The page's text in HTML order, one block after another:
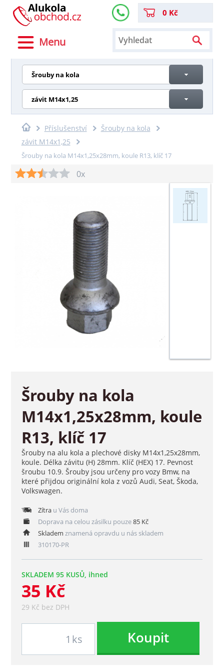
Menu
0 Kč
Šrouby na kola
závit M14x1,25
Příslušenství
Šrouby na kola
závit M14x1,25
Šrouby na kola M14x1,25x28mm, koule R13, klíč 17
0x
Šrouby na kola
M14x1,25x28mm, koule
R13, klíč 17
Šrouby na alu kola a plechové disky M14x1,25x28mm,
koule. Délka závitu (H) 28mm. Klíč (HEX) 17. Pevnost
šroubu 10.9. Šrouby jsou určeny pro vozy Bmw, na
které přijdou originální kola z vozů Audi, Seat, Škoda,
Volkswagen.
Zítrau Vás doma
Doprava na celou zásilku pouze85 Kč
Skladem znamená opravdu u nás skladem
310170-PR
SKLADEM 95 KUSŮ, ihned
35 Kč
29 Kč bez DPH
ks Koupit